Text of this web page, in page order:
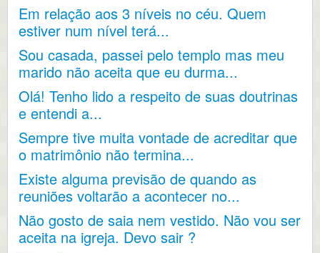
Em relação aos 3 níveis no céu. Quem
estiver num nível terá...
Sou casada, passei pelo templo mas meu
marido não aceita que eu durma...
Olá! Tenho lido a respeito de suas doutrinas
e entendi a...
Sempre tive muita vontade de acreditar que
o matrimônio não termina...
Existe alguma previsão de quando as
reuniões voltarão a acontecer no...
Não gosto de saia nem vestido. Não vou ser
aceita na igreja. Devo sair ?